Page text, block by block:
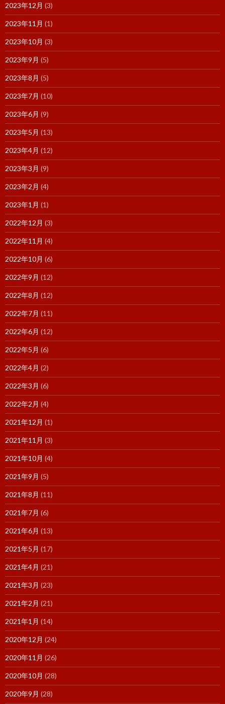
2023年12月 (3)
2023年11月 (1)
2023年10月 (3)
2023年9月 (5)
2023年8月 (5)
2023年7月 (10)
2023年6月 (9)
2023年5月 (13)
2023年4月 (12)
2023年3月 (9)
2023年2月 (4)
2023年1月 (1)
2022年12月 (3)
2022年11月 (4)
2022年10月 (6)
2022年9月 (12)
2022年8月 (12)
2022年7月 (11)
2022年6月 (12)
2022年5月 (6)
2022年4月 (2)
2022年3月 (6)
2022年2月 (4)
2021年12月 (1)
2021年11月 (3)
2021年10月 (4)
2021年9月 (5)
2021年8月 (11)
2021年7月 (6)
2021年6月 (13)
2021年5月 (17)
2021年4月 (21)
2021年3月 (23)
2021年2月 (21)
2021年1月 (14)
2020年12月 (24)
2020年11月 (26)
2020年10月 (28)
2020年9月 (28)